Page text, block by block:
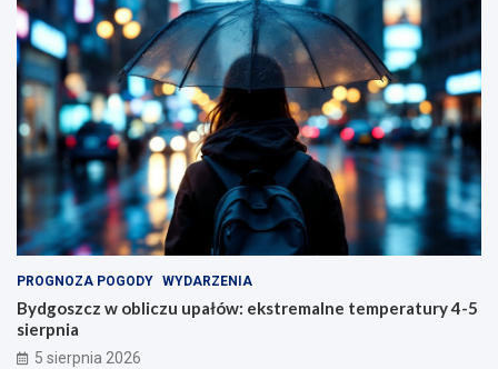
PROGNOZA POGODY WYDARZENIA
Bydgoszcz w obliczu upałów: ekstremalne temperatury 4-5
sierpnia
5 sierpnia 2026